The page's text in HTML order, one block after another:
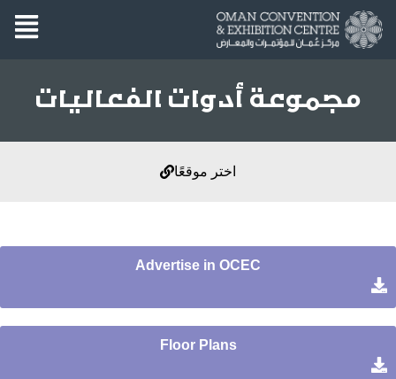
مجموعة أدوات الفعاليات
اختر موقعًا
Advertise in OCEC
Floor Plans